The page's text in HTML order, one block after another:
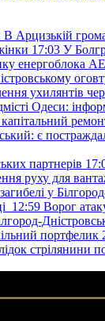
В Арцизькій
17:03 У
енергоблока
ухилянтів
Одеси:
ремонт
є
партнерів
руху для
у
12:59 Ворог
портфелик
стрілянини